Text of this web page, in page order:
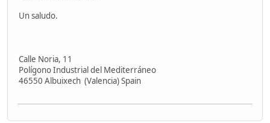
Un saludo.
Calle Noria, 11
Polígono Industrial del Mediterráneo
46550 Albuixech (Valencia) Spain